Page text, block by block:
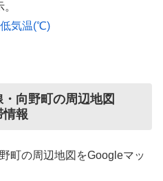
気温(℃)
向野町の周辺地図
報
町の周辺地図をGoogleマッ